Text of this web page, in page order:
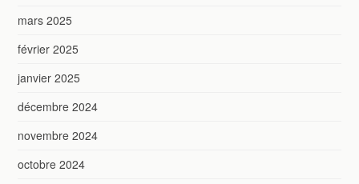
mars 2025
février 2025
janvier 2025
décembre 2024
novembre 2024
octobre 2024